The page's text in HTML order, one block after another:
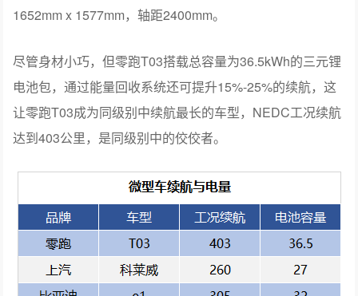
1652mm x 1577mm，轴距2400mm。
尽管身材小巧，但零跑T03搭载总容量为36.5kWh的三元锂
电池包，通过能量回收系统还可提升15%-25%的续航，这
让零跑T03成为同级别中续航最长的车型，NEDC工况续航
达到403公里，是同级别中的佼佼者。